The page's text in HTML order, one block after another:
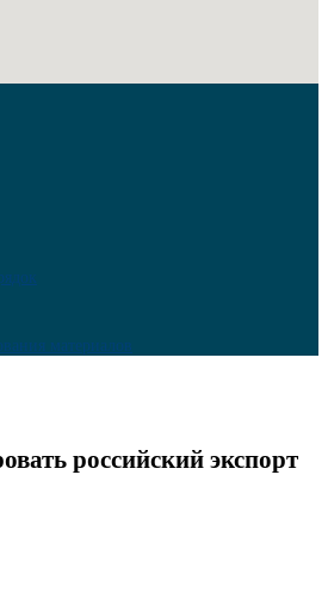
материалов
российский экспорт